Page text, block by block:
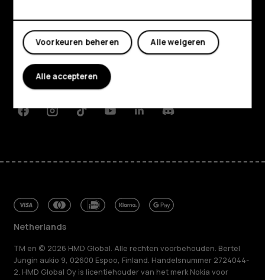
Mijn account
Shop
Over ons
Planet and people
Klantenservice
FacebookInstagramTiktokYoutubeLinkedinDiscord
Netherlands
TM en © 2026 HMD Global. Alle rechten voorbehouden. Bertel
Jungin aukio 9, 02600 Espoo, Finland. Handelsnummer 2724044-
2. HMD Global Oy is licentiehouder van het merk Nokia voor
Alle weigeren
Voorkeuren beheren
Alle accepteren